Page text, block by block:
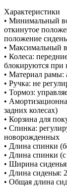
Характеристики
• Минимальный
откинутое
положение
• Максимальный
• Колеса:
блокируются при
• Материал
• Ручка: не
• Тормоз:
•
задних колесах)
• Корзина для
• Спинка:
новорожденных
• Длина спинки
• Длина спинки
• Ширина
• Длина сиденья:
• Общая длина